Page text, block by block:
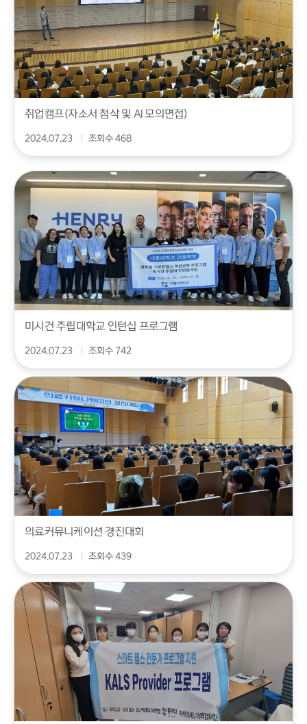
취업캠프(자소서 첨삭 및 AI 모의면접)
2024.07.23 조회수 468
미시건 주립대학교 인턴십 프로그램
2024.07.23 조회수 742
의료커뮤니케이션 경진대회
2024.07.23 조회수 439